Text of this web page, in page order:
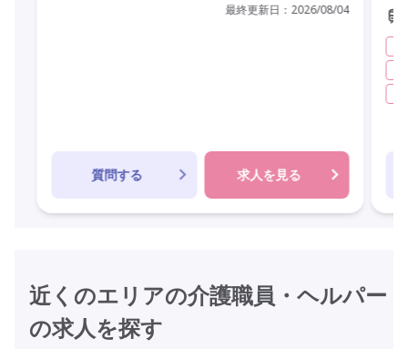
最終更新日： 2026/08/04
質問する 求人を見る
近くのエリアの介護職員・ヘルパー
の求人を探す